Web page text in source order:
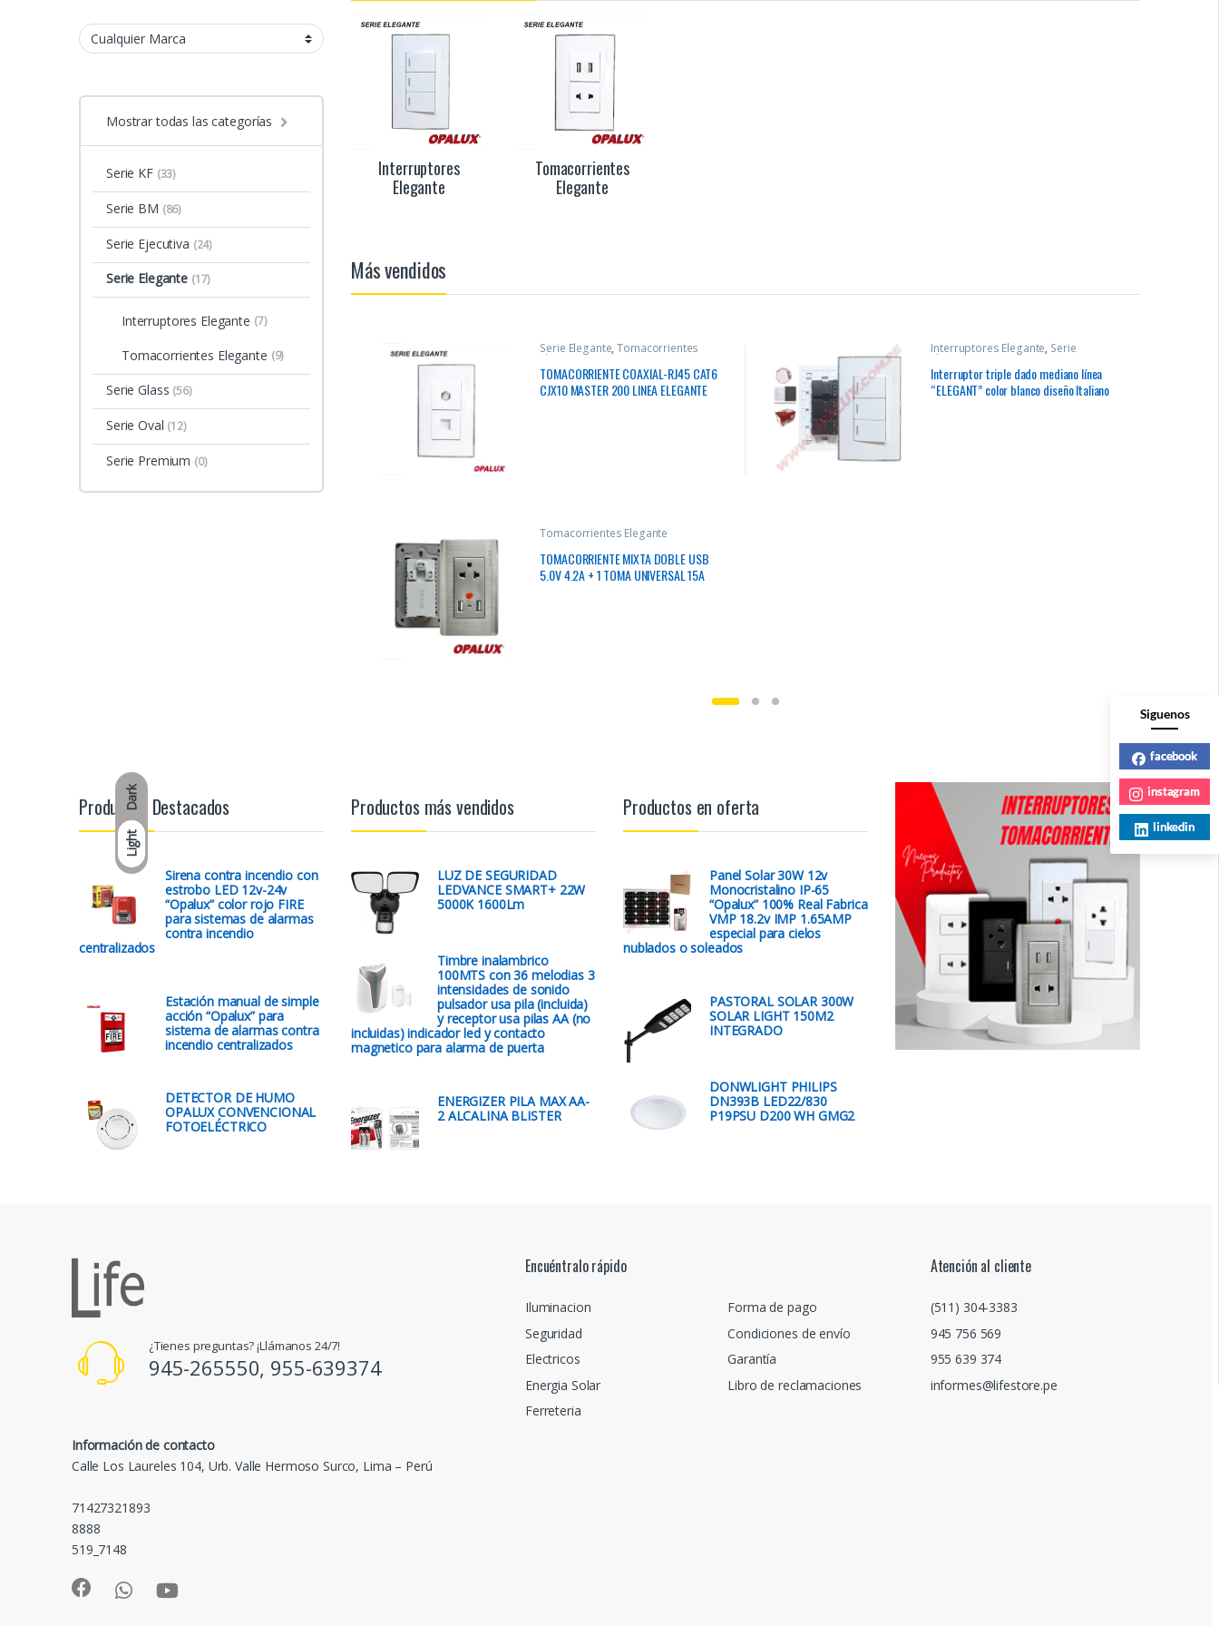
Dark
Light
Interruptores
Elegante
Tomacorrientes
Elegante
Más vendidos
Serie Elegante,Tomacorrientes
Elegante
TOMACORRIENTE COAXIAL-RJ45 CAT6
CJX10 MASTER 200 LINEA ELEGANTE
Interruptores Elegante, Serie
Elegante
Interruptor triple dado mediano línea
“ELEGANT” color blanco diseño Italiano
Tomacorrientes Elegante
TOMACORRIENTE MIXTA DOBLE USB
5.0V 4.2A + 1 TOMA UNIVERSAL 15A
Mostrar todas las categorías
Serie KF (33)
Serie BM (86)
Serie Ejecutiva (24)
Serie Elegante (17)
Interruptores Elegante (7)
Tomacorrientes Elegante (9)
Serie Glass (56)
Serie Oval (12)
Serie Premium (0)
Productos Destacados
Sirena contra incendio con
estrobo LED 12v-24v
“Opalux” color rojo FIRE
para sistemas de alarmas
contra incendio
centralizados
Estación manual de simple
acción “Opalux” para
sistema de alarmas contra
incendio centralizados
DETECTOR DE HUMO
OPALUX CONVENCIONAL
FOTOELÉCTRICO
Productos más vendidos
LUZ DE SEGURIDAD
LEDVANCE SMART+ 22W
5000K 1600Lm
Timbre inalambrico
100MTS con 36 melodias 3
intensidades de sonido
pulsador usa pila (incluida)
y receptor usa pilas AA (no
incluidas) indicador led y contacto
magnetico para alarma de puerta
ENERGIZER PILA MAX AA-
2 ALCALINA BLISTER
Productos en oferta
Panel Solar 30W 12v
Monocristalino IP-65
“Opalux” 100% Real Fabrica
VMP 18.2v IMP 1.65AMP
especial para cielos
nublados o soleados
PASTORAL SOLAR 300W
SOLAR LIGHT 150M2
INTEGRADO
DONWLIGHT PHILIPS
DN393B LED22/830
P19PSU D200 WH GMG2
¿Tienes preguntas? ¡Llámanos 24/7!
945-265550, 955-639374
Información de contacto
Calle Los Laureles 104, Urb. Valle Hermoso Surco, Lima – Perú
71427321893
8888
519_7148
Encuéntralo rápido
Iluminacion
Seguridad
Electricos
Energia Solar
Ferreteria
Forma de pago
Condiciones de envío
Garantía
Libro de reclamaciones
Atención al cliente
(511) 304-3383
945 756 569
955 639 374
informes@lifestore.pe
Siguenos
facebook
instagram
linkedin